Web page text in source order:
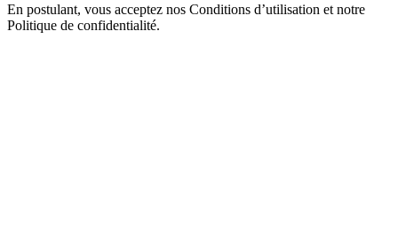
En postulant, vous acceptez nos Conditions d’utilisation et notre
Politique de confidentialité.